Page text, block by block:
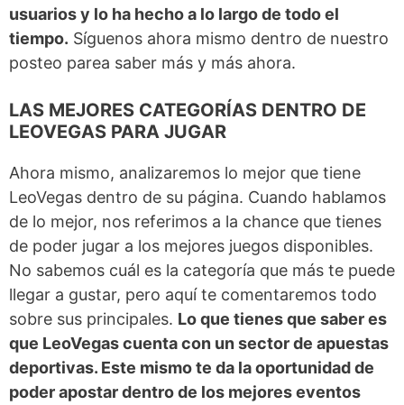
usuarios y lo ha hecho a lo largo de todo el
tiempo. Síguenos ahora mismo dentro de nuestro
posteo parea saber más y más ahora.
LAS MEJORES CATEGORÍAS DENTRO DE
LEOVEGAS PARA JUGAR
Ahora mismo, analizaremos lo mejor que tiene
LeoVegas dentro de su página. Cuando hablamos
de lo mejor, nos referimos a la chance que tienes
de poder jugar a los mejores juegos disponibles.
No sabemos cuál es la categoría que más te puede
llegar a gustar, pero aquí te comentaremos todo
sobre sus principales. Lo que tienes que saber es
que LeoVegas cuenta con un sector de apuestas
deportivas. Este mismo te da la oportunidad de
poder apostar dentro de los mejores eventos